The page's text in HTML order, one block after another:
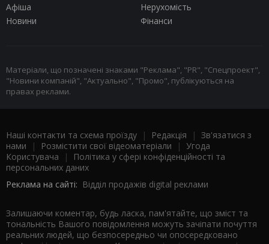
Афіша
Нерухомість
Новини
Фінанси
Матеріали, що позначені знаками "Реклама", "PR", "Спецпроект",
"Новини компаній", "Актуально", "Промо", публікуються на
правах реклами.
Наші контакти та схема проїзду | Редакція | Зв'язатися з
нами | Розмістити свої відеоматеріали | Угода
Користувача |
Політика у сфері конфіденційності та
персональних даних
Реклама на сайті: Відділ продажів digital реклами
Залишаючи коментар, будь ласка, пам'ятайте, що зміст та
тональність Вашого повідомлення можуть зачіпати почуття
реальних людей, що безпосередньо чи опосередковано